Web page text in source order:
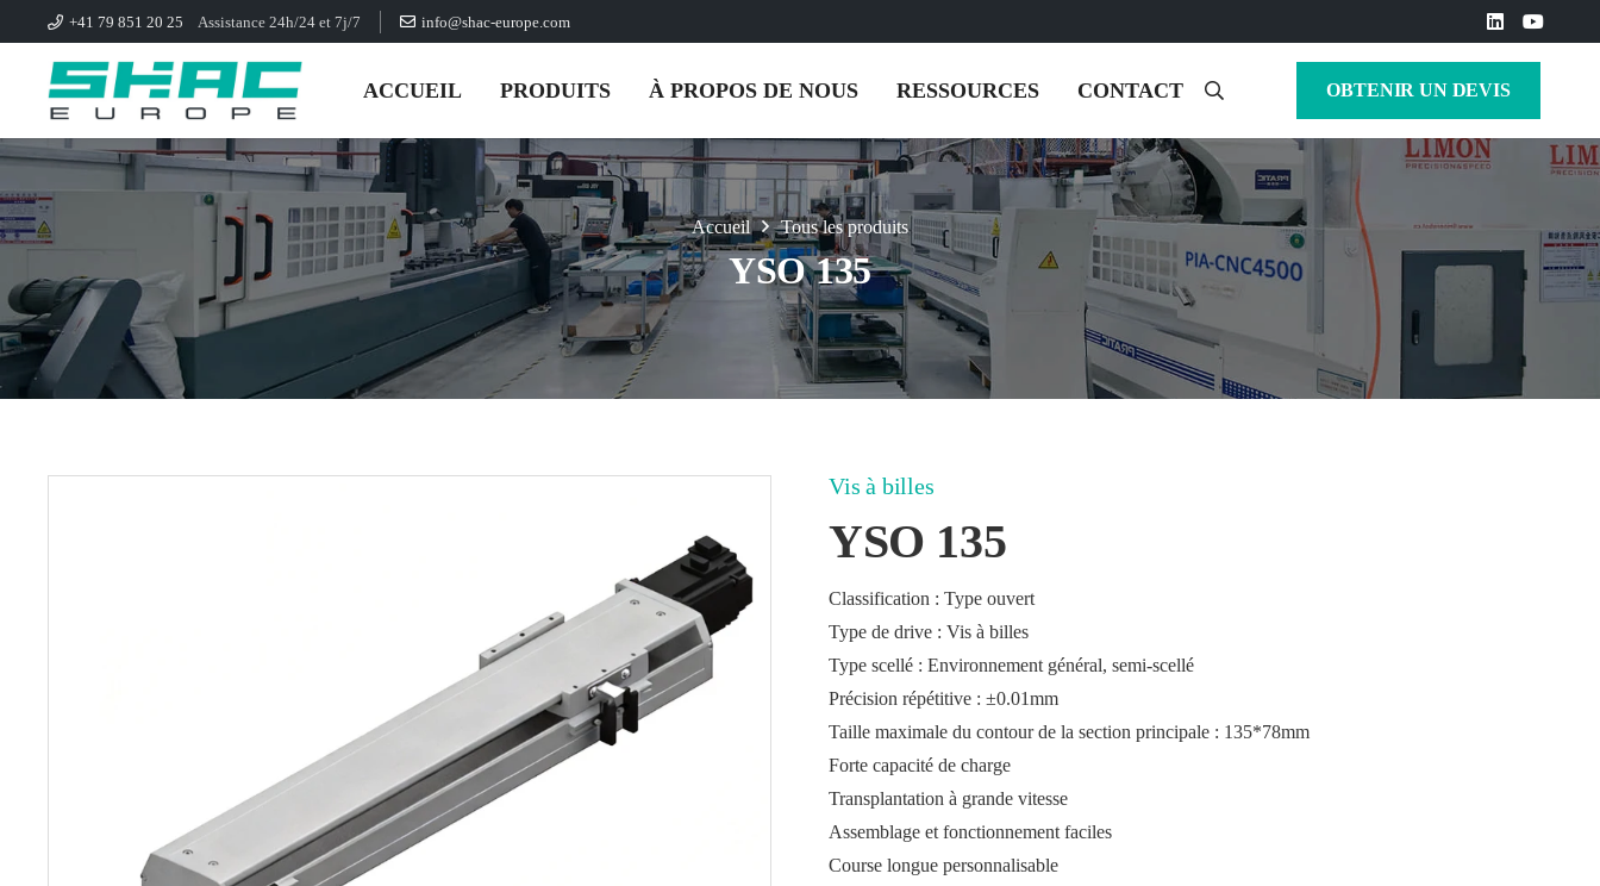
+41 79 851 20 25 Assistance 24h/24 et 7j/7 info@shac-europe.com
ACCUEIL PRODUITS À PROPOS DE NOUS RESSOURCES CONTACT OBTENIR UN DEVIS
Accueil Tous les produits
YSO 135
Vis à billes
YSO 135
Classification : Type ouvert
Type de drive : Vis à billes
Type scellé : Environnement général, semi-scellé
Précision répétitive : ±0.01mm
Taille maximale du contour de la section principale : 135*78mm
Forte capacité de charge
Transplantation à grande vitesse
Assemblage et fonctionnement faciles
Course longue personnalisable